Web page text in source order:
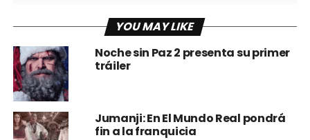
YOU MAY LIKE
Noche sin Paz 2 presenta su primer
tráiler
Jumanji: En El Mundo Real pondrá
fin a la franquicia